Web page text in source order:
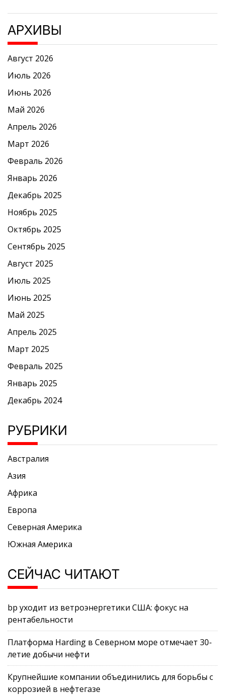
АРХИВЫ
Август 2026
Июль 2026
Июнь 2026
Май 2026
Апрель 2026
Март 2026
Февраль 2026
Январь 2026
Декабрь 2025
Ноябрь 2025
Октябрь 2025
Сентябрь 2025
Август 2025
Июль 2025
Июнь 2025
Май 2025
Апрель 2025
Март 2025
Февраль 2025
Январь 2025
Декабрь 2024
РУБРИКИ
Австралия
Азия
Африка
Европа
Северная Америка
Южная Америка
СЕЙЧАС ЧИТАЮТ
bp уходит из ветроэнергетики США: фокус на
рентабельности
Платформа Harding в Северном море отмечает 30-
летие добычи нефти
Крупнейшие компании объединились для борьбы с
коррозией в нефтегазе